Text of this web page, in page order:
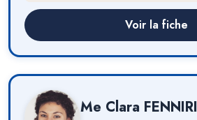
Voir la fiche
Me Clara FENNIRI